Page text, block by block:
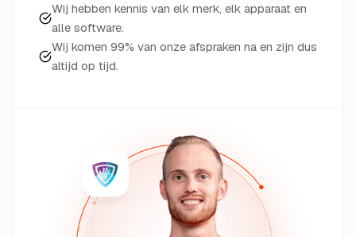
Wij hebben kennis van elk merk, elk apparaat en
alle software.
Wij komen 99% van onze afspraken na en zijn dus
altijd op tijd.